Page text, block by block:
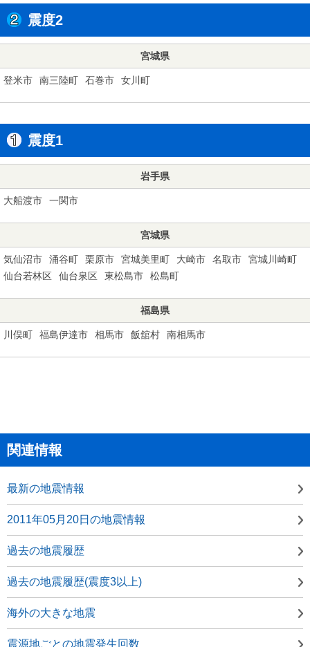
震度2
宮城県
登米市 南三陸町 石巻市 女川町
震度1
岩手県
大船渡市 一関市
宮城県
気仙沼市 涌谷町 栗原市 宮城美里町 大崎市 名取市
宮城川崎町
仙台若林区
仙台泉区 東松島市 松島町
福島県
川俣町 福島伊達市 相馬市 飯舘村 南相馬市
関連情報
最新の地震情報
2011年05月20日の地震情報
過去の地震履歴
過去の地震履歴(震度3以上)
海外の大きな地震
震源地ごとの地震発生回数